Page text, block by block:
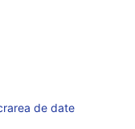
de date